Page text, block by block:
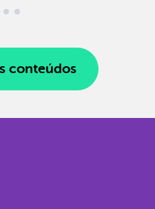
conteúdos